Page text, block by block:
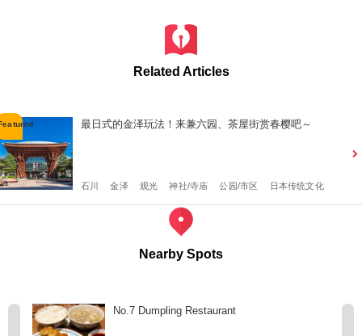
Related Articles
最日式的金泽玩法！来兼六园、茶屋街赏春樱吧～
石川 金泽 观光 神社/寺庙 公园/市区 日本传统文化
Nearby Spots
No.7 Dumpling Restaurant